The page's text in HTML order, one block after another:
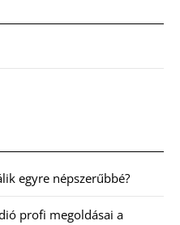
egyre népszerűbbé?
profi megoldásai a